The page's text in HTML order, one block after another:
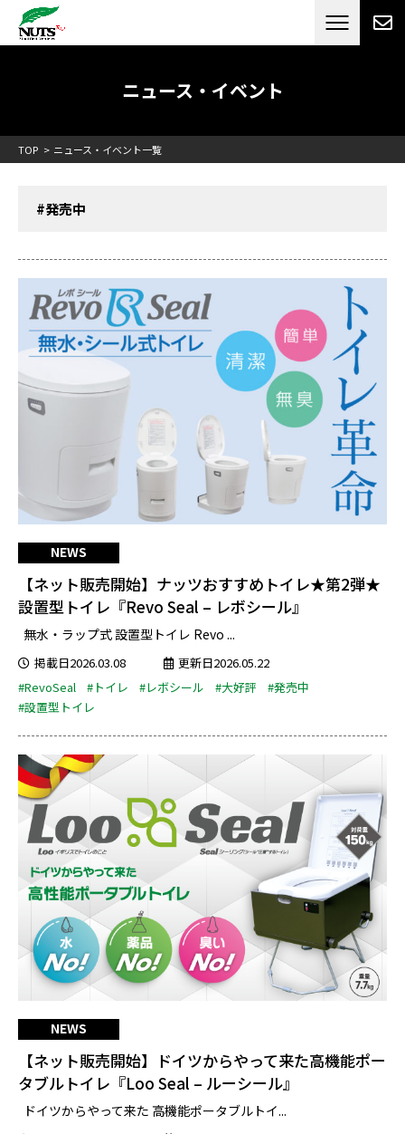
日本最大級のキャンピングカーメーカー
RV[テレビCM放送]
ニュース・イベント
TOP ニュース・イベント一覧
#発売中
NEWS
【ネット販売開始】ナッツおすすめトイレ★第2弾★
設置型トイレ『Revo Seal – レボシール』
無水・ラップ式 設置型トイレ Revo ...
掲載日2026.03.08
更新日2026.05.22
#RevoSeal
#トイレ #レボシール #大好評
#発売中
#設置型トイレ
NEWS
【ネット販売開始】ドイツからやって来た高機能ポー
タブルトイレ『Loo Seal – ルーシール』
ドイツからやって来た 高機能ポータブルトイ...